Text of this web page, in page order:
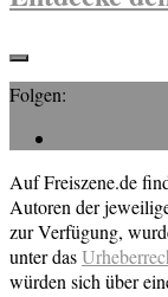
Folgen:
Auf Freiszene.de
Autoren der
zur Verfügung,
unter das
würden sich über